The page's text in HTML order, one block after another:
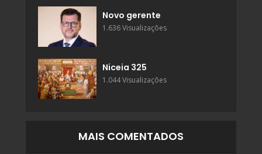
Novo gerente
1.636 Visualizações
Niceia 325
1.044 Visualizações
MAIS COMENTADOS